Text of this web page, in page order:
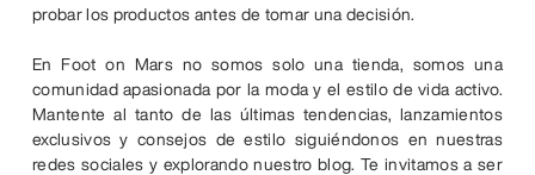
probar los productos antes de tomar una decisión.
En Foot on Mars no somos solo una tienda, somos una
comunidad apasionada por la moda y el estilo de vida activo.
Mantente al tanto de las últimas tendencias, lanzamientos
exclusivos y consejos de estilo siguiéndonos en nuestras
redes sociales y explorando nuestro blog. Te invitamos a ser